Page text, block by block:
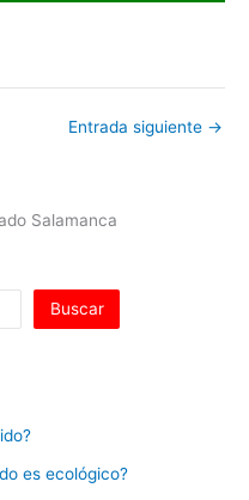
Entrada siguiente →
Buscar
es ecológico?